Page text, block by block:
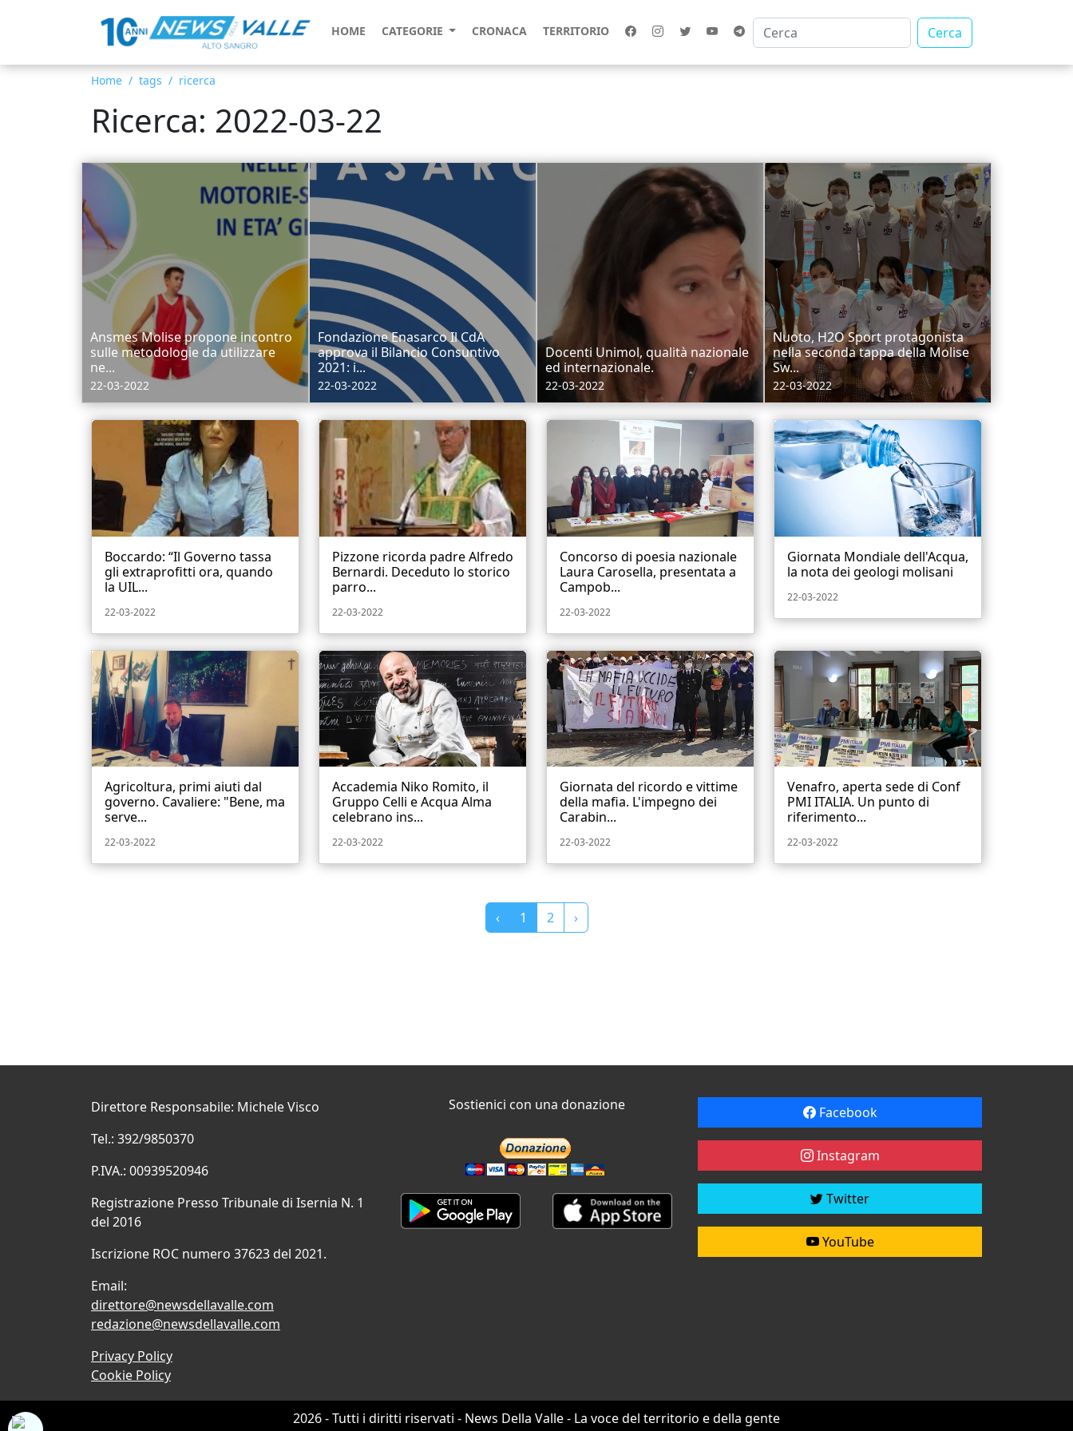
HOME CATEGORIE CRONACA TERRITORIO Cerca
Home tags ricerca
Ricerca: 2022-03-22
Ansmes Molise propone incontro
sulle metodologie da utilizzare
ne...
22-03-2022
Fondazione Enasarco Il CdA
approva il Bilancio Consuntivo
2021: i...
22-03-2022
Docenti Unimol, qualità nazionale
ed internazionale.
22-03-2022
Nuoto, H2O Sport protagonista
nella seconda tappa della Molise
Sw...
22-03-2022
Boccardo: “Il Governo tassa
gli extraprofitti ora, quando
la UIL...
22-03-2022
Pizzone ricorda padre Alfredo
Bernardi. Deceduto lo storico
parro...
22-03-2022
Concorso di poesia nazionale
Laura Carosella, presentata a
Campob...
22-03-2022
Giornata Mondiale dell'Acqua,
la nota dei geologi molisani
22-03-2022
Agricoltura, primi aiuti dal
governo. Cavaliere: "Bene, ma
serve...
22-03-2022
Accademia Niko Romito, il
Gruppo Celli e Acqua Alma
celebrano ins...
22-03-2022
Giornata del ricordo e vittime
della mafia. L'impegno dei
Carabin...
22-03-2022
Venafro, aperta sede di Conf
PMI ITALIA. Un punto di
riferimento...
22-03-2022
‹ 1 2 ›
Direttore Responsabile: Michele Visco
Tel.: 392/9850370
P.IVA.: 00939520946
Registrazione Presso Tribunale di Isernia N. 1
del 2016
Iscrizione ROC numero 37623 del 2021.
Email:
direttore@newsdellavalle.com
redazione@newsdellavalle.com
Privacy Policy
Cookie Policy
Sostienici con una donazione Facebook
Instagram
Twitter
YouTube
2026 - Tutti i diritti riservati - News Della Valle - La voce del territorio e della gente